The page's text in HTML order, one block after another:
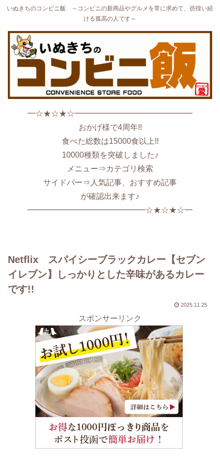
いぬきちのコンビニ飯 ～コンビニの新商品やグルメを常に求めて、彷徨い続
ける孤高の人です～
━☆★☆★☆━━━━━━━━━━━━━━━
おかげ様で4周年!!
食べた総数は15000食以上!!
10000種類を突破しました♪
メニュー⇒カテゴリ検索
サイドバー⇒人気記事、おすすめ記事
が確認出来ます♪
━━━━━━━━━━━━━━━☆★☆★☆━
Netflix スパイシーブラックカレー【セブン
イレブン】しっかりとした辛味があるカレー
です!!
2025.11.25
スポンサーリンク